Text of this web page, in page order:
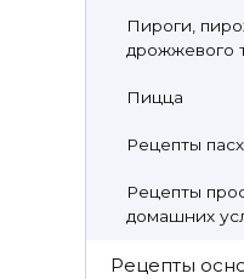
Пироги,
дрожжевого
Пицца
Рецепты
Рецепты
домашних
Рецепты